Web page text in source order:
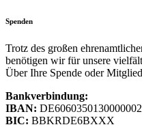
Spenden
Trotz des großen
benötigen wir für unsere
Über Ihre Spende oder
Bankverbindung:
IBAN:
BIC: BBKRDE6BXXX